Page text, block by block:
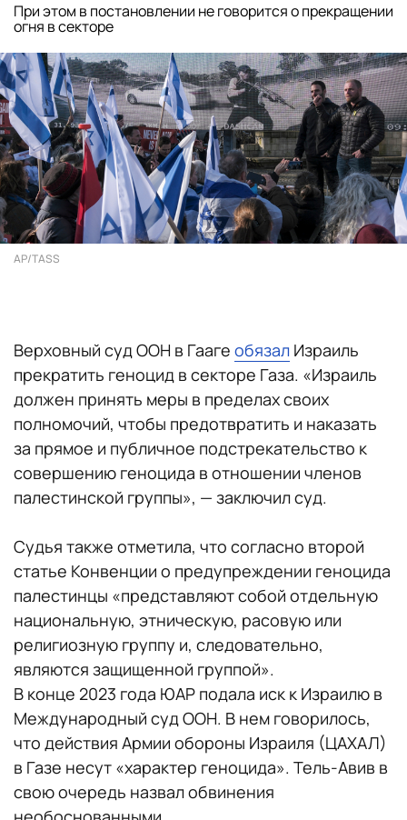
При этом в постановлении не говорится о прекращении
огня в секторе
AP/TASS
Верховный суд ООН в Гааге обязал Израиль
прекратить геноцид в секторе Газа. «Израиль
должен принять меры в пределах своих
полномочий, чтобы предотвратить и наказать
за прямое и публичное подстрекательство к
совершению геноцида в отношении членов
палестинской группы», — заключил суд.
Судья также отметила, что согласно второй
статье Конвенции о предупреждении геноцида
палестинцы «представляют собой отдельную
национальную, этническую, расовую или
религиозную группу и, следовательно,
являются защищенной группой».
В конце 2023 года ЮАР подала иск к Израилю в
Международный суд ООН. В нем говорилось,
что действия Армии обороны Израиля (ЦАХАЛ)
в Газе несут «характер геноцида». Тель-Авив в
свою очередь назвал обвинения